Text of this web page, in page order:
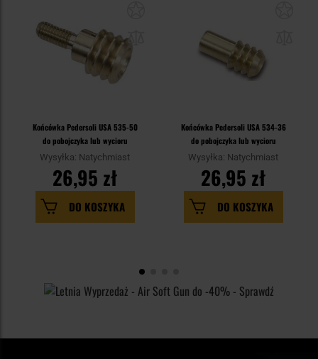
Końcówka Pedersoli USA 535-50
do pobojczyka lub wycioru
Wysyłka: Natychmiast
26,95 zł
DO KOSZYKA
Końcówka Pedersoli USA 534-36
do pobojczyka lub wycioru
Wysyłka: Natychmiast
26,95 zł
DO KOSZYKA